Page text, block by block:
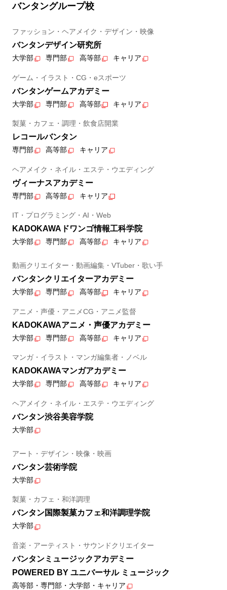
バンタングループ校
ファッション・ヘアメイク・デザイン・映像
バンタンデザイン研究所
大学部 専門部 高等部 キャリア
ゲーム・イラスト・CG・eスポーツ
バンタンゲームアカデミー
大学部 専門部 高等部 キャリア
製菓・カフェ・調理・飲食店開業
レコールバンタン
専門部 高等部 キャリア
ヘアメイク・ネイル・エステ・ウエディング
ヴィーナスアカデミー
専門部 高等部 キャリア
IT・プログラミング・AI・Web
KADOKAWAドワンゴ情報工科学院
大学部 専門部 高等部 キャリア
動画クリエイター・動画編集・VTuber・歌い手
バンタンクリエイターアカデミー
大学部 専門部 高等部 キャリア
アニメ・声優・アニメCG・アニメ監督
KADOKAWAアニメ・声優アカデミー
大学部 専門部 高等部 キャリア
マンガ・イラスト・マンガ編集者・ノベル
KADOKAWAマンガアカデミー
大学部 専門部 高等部 キャリア
ヘアメイク・ネイル・エステ・ウエディング
バンタン渋谷美容学院
大学部
アート・デザイン・映像・映画
バンタン芸術学院
大学部
製菓・カフェ・和洋調理
バンタン国際製菓カフェ和洋調理学院
大学部
音楽・アーティスト・サウンドクリエイター
バンタンミュージックアカデミー
POWERED BY ユニバーサル ミュージック
高等部・専門部・大学部・キャリア